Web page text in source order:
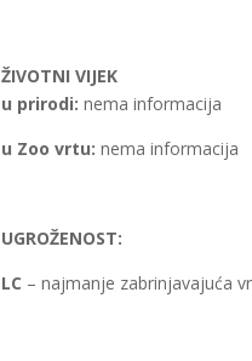
ŽIVOTNI VIJEK
u prirodi: nema informacija
u Zoo vrtu: nema informacija
UGROŽENOST:
LC – najmanje zabrinjavajuća